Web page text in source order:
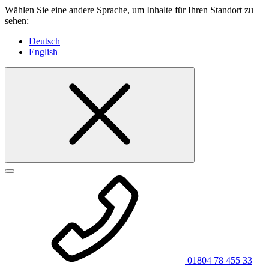
Wählen Sie eine andere Sprache, um Inhalte für Ihren Standort zu
sehen:
Deutsch
English
01804 78 455 33